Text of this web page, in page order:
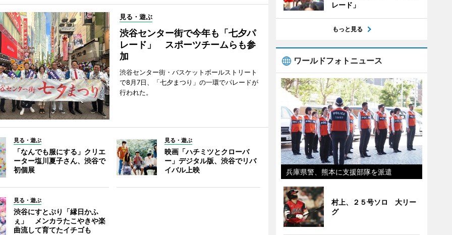
見る・遊ぶ
渋谷センター街で今年も「七夕パ
レード」 スポーツチームらも参
加
渋谷センター街・バスケットボールストリート
で8月7日、「七夕まつり」の一環でパレードが
行われた。
見る・遊ぶ
「なんでも服にする」クリエ
ーター塩川夏子さん、渋谷で
初個展
見る・遊ぶ
映画「ハチミツとクローバ
ー」デジタル版、渋谷でリバ
イバル上映
見る・遊ぶ
渋谷にすとぷり「縁日かふ
ぇ」 メンカラたこやきや楽
曲流して育てたイチゴも
レード」
もっと見る
ワールドフォトニュース
兵庫県警、熊本に支援部隊を派遣
村上、２５号ソロ 大リー
グ